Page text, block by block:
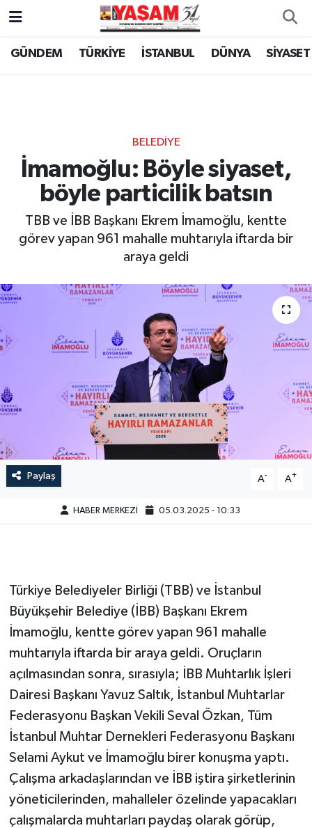
GÜNDEM TÜRKİYE İSTANBUL DÜNYA SİYASET
BELEDİYE
İmamoğlu: Böyle siyaset,
böyle particilik batsın
TBB ve İBB Başkanı Ekrem İmamoğlu, kentte
görev yapan 961 mahalle muhtarıyla iftarda bir
araya geldi
Paylaş A- A+
HABER MERKEZİ 05.03.2025 - 10:33
Türkiye Belediyeler Birliği (TBB) ve İstanbul
Büyükşehir Belediye (İBB) Başkanı Ekrem
İmamoğlu, kentte görev yapan 961 mahalle
muhtarıyla iftarda bir araya geldi. Oruçların
açılmasından sonra, sırasıyla; İBB Muhtarlık İşleri
Dairesi Başkanı Yavuz Saltık, İstanbul Muhtarlar
Federasyonu Başkan Vekili Seval Özkan, Tüm
İstanbul Muhtar Dernekleri Federasyonu Başkanı
Selami Aykut ve İmamoğlu birer konuşma yaptı.
Çalışma arkadaşlarından ve İBB iştira şirketlerinin
yöneticilerinden, mahalleler özelinde yapacakları
çalışmalarda muhtarları paydaş olarak görüp,